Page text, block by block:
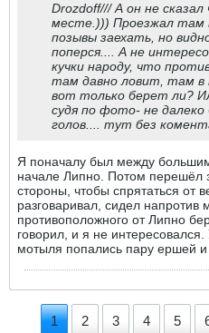
Drozdoff/// А он не
месте.))) Проезжал там
позывы заехать, но
поперся.... А не
кучки народу, что
там давно ловит, там в
вот только берет ли?
судя по фото- не
голов.... тут без
Я поначалу был между
начале Липно. Потом перешёл
стороны, чтобы спрятаться от
разговаривал, сидел напротив
противоположного от Липно
говорил, и я не
мотыля попались пару ершей и
1 2 3 4 5